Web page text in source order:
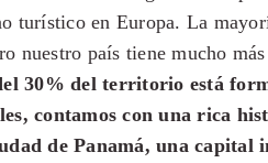
turístico en Europa. La
nuestro país tiene mucho
30% del territorio está
contamos con una rica
de Panamá, una capital